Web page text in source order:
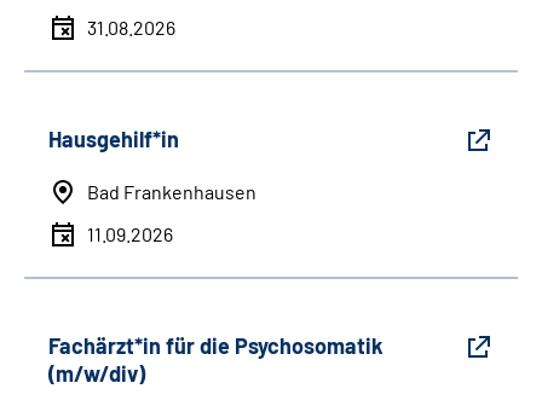
31.08.2026
Hausgehilf*in
Bad Frankenhausen
11.09.2026
Fachärzt*in für die Psychosomatik
(m/w/div)